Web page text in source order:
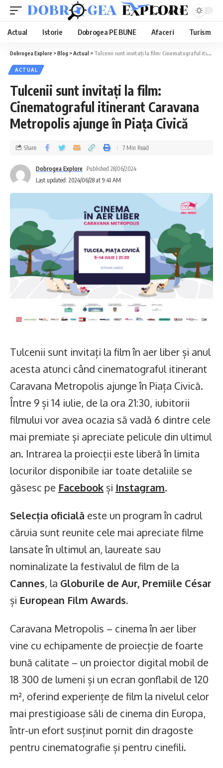
Aa
Actual Istorie Dobrogea PE BUNE Afaceri Turism
Dobrogea Explore >Blog >Actual > Tulcenii sunt invitați la film: Cinematograful itinerant Caravana Metropolis ajunge în Piața Civică
ACTUAL
Tulcenii sunt invitați la film:
Cinematograful itinerant Caravana
Metropolis ajunge în Piața Civică
Last updated: 2024/06/28 at 9:41 AM
Dobrogea Explore Published 28/06/2024
Share 7 Min Read
Tulcenii sunt invitați la film în aer liber și anul
acesta atunci când cinematograful itinerant
Caravana Metropolis ajunge în Piața Civică.
Între 9 și 14 iulie, de la ora 21:30, iubitorii
filmului vor avea ocazia să vadă 6 dintre cele
mai premiate și apreciate pelicule din ultimul
an. Intrarea la proiecții este liberă în limita
locurilor disponibile iar toate detaliile se
găsesc pe Facebook și Instagram.
Selecția oficială este un program în cadrul
căruia sunt reunite cele mai apreciate filme
lansate în ultimul an, laureate sau
nominalizate la festivalul de film de la
Cannes, la Globurile de Aur, Premiile César
și European Film Awards.
Caravana Metropolis – cinema în aer liber
vine cu echipamente de proiecție de foarte
bună calitate – un proiector digital mobil de
18 300 de lumeni și un ecran gonflabil de 120
m², oferind experiențe de film la nivelul celor
mai prestigioase săli de cinema din Europa,
într-un efort susținut pornit din dragoste
pentru cinematografie și pentru cinefili.